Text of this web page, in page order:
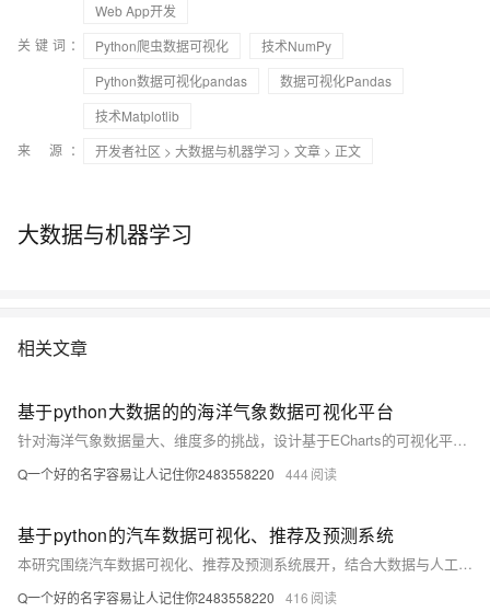
Web App开发
关键词：
Python爬虫数据可视化
技术NumPy
Python数据可视化pandas
数据可视化Pandas
技术Matplotlib
来 源：
开发者社区 > 大数据与机器学习 > 文章 > 正文
大数据与机器学习
相关文章
基于python大数据的的海洋气象数据可视化平台
针对海洋气象数据量大、维度多的挑战，设计基于ECharts的可视化平台，结合Python、Django与MySQL，实现数据高效展示与交互分析，提升科研与决策效率。
Q一个好的名字容易让人记住你2483558220 444
基于python的汽车数据可视化、推荐及预测系统
本研究围绕汽车数据可视化、推荐及预测系统展开，结合大数据与人工智能技术，旨在提升用户体验与市场竞争力。内容涵盖研究背景、意义、相关技术如 Python、ECharts、协同过滤及随机森林回归等，探讨如何挖掘汽车数据价值，实现个性化推荐与智能预测，为汽车行业智能化发展提供支持。
Q一个好的名字容易让人记住你2483558220 416